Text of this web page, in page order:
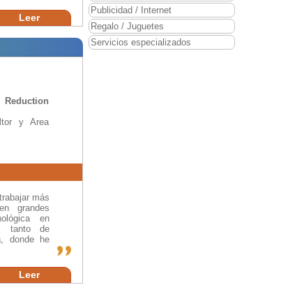
Leer
y Area
más
grandes
en
tanto de
donde he
Leer
Publicidad / Internet
Regalo / Juguetes
Servicios especializados